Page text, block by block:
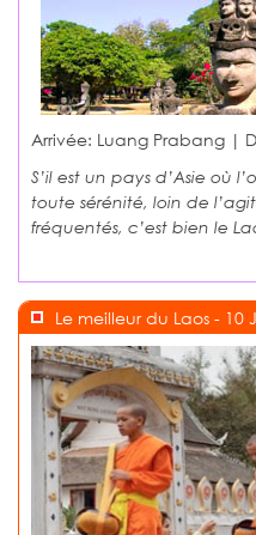
Arrivée: Luang Prabang |
S’il est un pays d’Asie où
toute sérénité, loin de
fréquentés, c’est bien le
Le meilleur du Laos - 10